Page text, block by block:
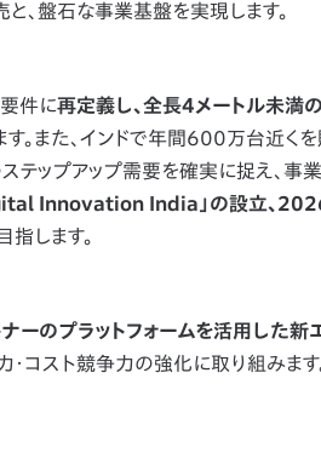
、盤石な事業基盤を実現します。
件に再定義し、全長4メートル未満
す。また、インドで年間600万台近く
ップアップ需要を確実に捉え、事
Innovation India」の設立、
します。
ーのプラットフォームを活用した新
コスト競争力の強化に取り組みます